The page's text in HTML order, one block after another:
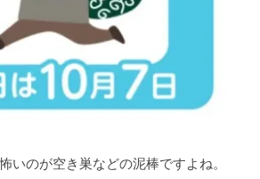
いのが空き巣などの泥棒ですよね。